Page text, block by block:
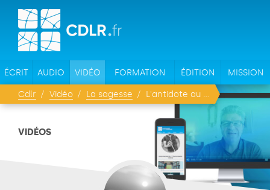
ÉCRIT AUDIO VIDÉO FORMATION ÉDITION MISSION
Cdlr Vidéo La sagesse L'antidote au stress
VIDÉOS